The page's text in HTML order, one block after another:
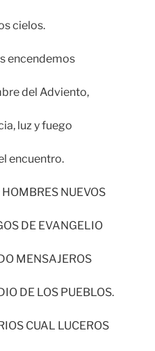
cielos.
encendemos
del Adviento,
luz y fuego
encuentro.
NUEVOS
DE EVANGELIO
MENSAJEROS
DE LOS PUEBLOS.
CUAL LUCEROS